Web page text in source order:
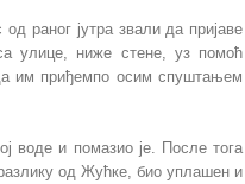
раног јутра звали да пријаве
улице, ниже стене, уз помоћ
им приђемпо осим спуштањем
воде и помазио је. После тога
од Жућке, био уплашен и